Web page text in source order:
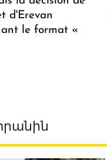
d'Erevan
le format «